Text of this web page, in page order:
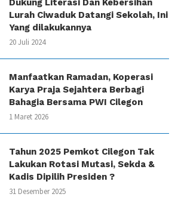
Dukung Literasi Dan Kebersihan
Lurah Ciwaduk Datangi Sekolah, Ini
Yang dilakukannya
20 Juli 2024
Manfaatkan Ramadan, Koperasi
Karya Praja Sejahtera Berbagi
Bahagia Bersama PWI Cilegon
1 Maret 2026
Tahun 2025 Pemkot Cilegon Tak
Lakukan Rotasi Mutasi, Sekda &
Kadis Dipilih Presiden ?
31 Desember 2025